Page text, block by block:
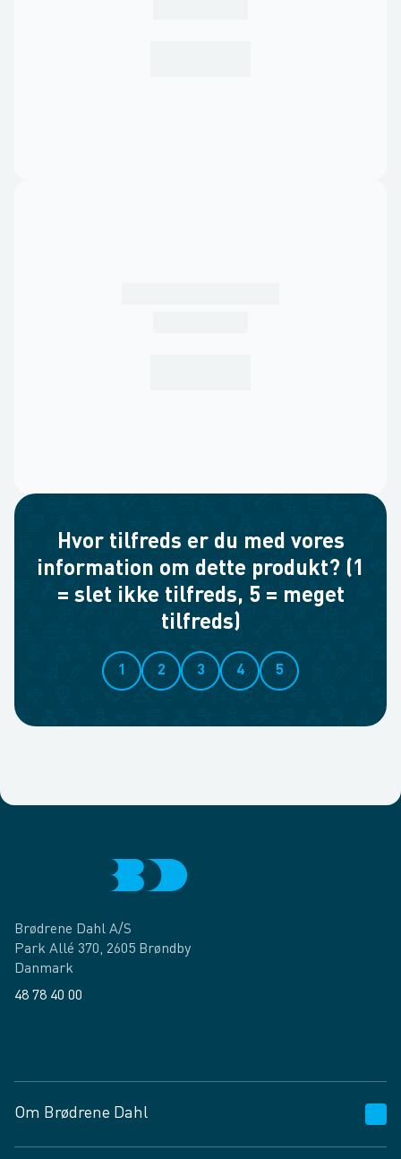
Hvor tilfreds er du med vores
information om dette produkt? (1
= slet ikke tilfreds, 5 = meget
tilfreds)
1 2 3 4 5
Brødrene Dahl A/S
Park Allé 370, 2605 Brøndby
Danmark
48 78 40 00
Om Brødrene Dahl